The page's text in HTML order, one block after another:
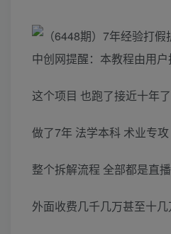
中创网提醒：本教程由用
这个项目 也跑了接近十年
做了7年 法学本科 术业专攻
整个拆解流程 全部都是直
外面收费几千几万甚至十